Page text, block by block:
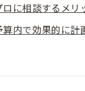
ロに相談するメリ
算内で効果的に計